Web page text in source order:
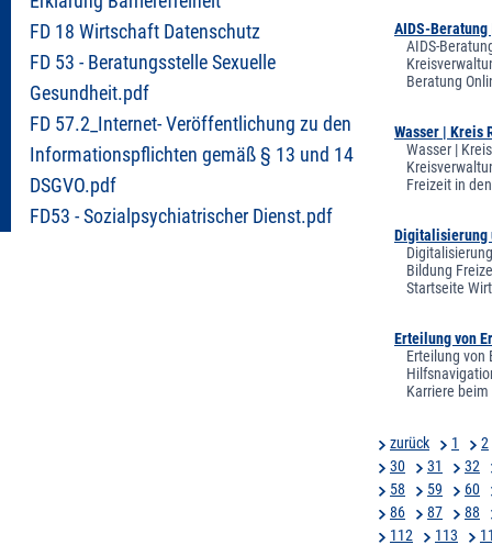
FD 18 Wirtschaft Datenschutz
FD 53 - Beratungsstelle Sexuelle
Gesundheit.pdf
FD 57.2_Internet- Veröffentlichung zu den
Informationspflichten gemäß § 13 und 14
DSGVO.pdf
FD53 - Sozialpsychiatrischer Dienst.pdf
AIDS-
AIDS-
Beratung
Wasser | Kreis
Wasser |
Freizeit in
Digitalisierung
Bildung
Startseite
Erteilung von
Erteilung von
Karriere
zurück 1 2
30
31 32
58
59 60
86
87 88
112
113